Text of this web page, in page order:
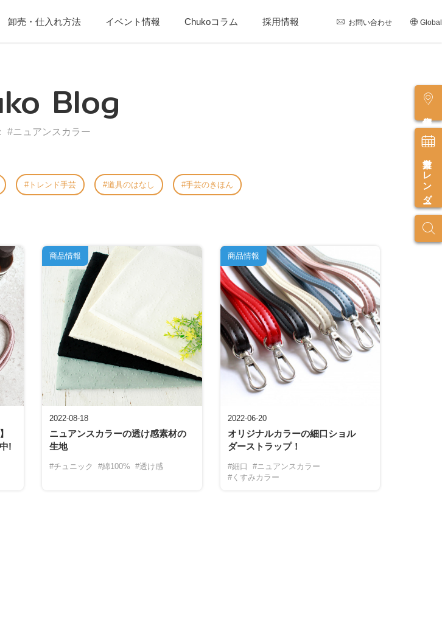
卸売・仕入れ方法 イベント情報 Chukoコラム 採用情報 お問い合わせ Global
営業カレンダー
Blog
#ニュアンスカラー
トレンド手芸 道具のはなし 手芸のきほん
!
2022-08-18
ニュアンスカラーの透け感素材の
生地
#チュニック #綿100% #透け感
商品情報
2022-06-20
オリジナルカラーの細口ショル
ダーストラップ！
#細口
#ニュアンスカラー
#くすみカラー
商品情報